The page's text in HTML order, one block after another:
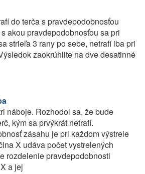
do terča s pravdepodobnosťou
akou pravdepodobnosťou sa pri
strieľa 3 rany po sebe, netrafí iba pri
zaokrúhlite na dve desatinné
náboje. Rozhodol sa, že bude
kým sa prvýkrát netrafí.
zásahu je pri každom výstrele
X udáva počet vystrelených
rozdelenie pravdepodobnosti
a jej